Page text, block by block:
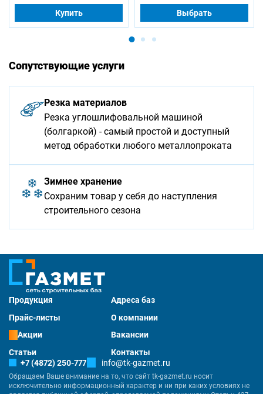
Купить Выбрать
Сопутствующие услуги
Резка материалов
Резка углошлифовальной машиной
(болгаркой) - самый простой и доступный
метод обработки любого металлопроката
Зимнее хранение
Сохраним товар у себя до наступления
строительного сезона
Продукция
Адреса баз
Прайс-листы
О компании
Акции
Вакансии
Статьи
Контакты
+7 (4872) 250-777
info@tk-gazmet.ru
Обращаем Ваше внимание на то, что сайт tk-gazmet.ru носит
исключительно информационный характер и ни при каких условиях не